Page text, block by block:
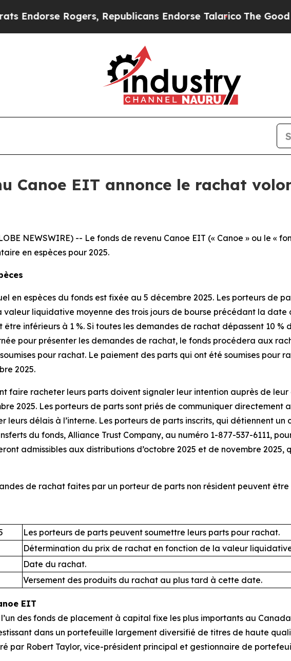
Rogers, Republicans Endorse Talarico The Good News
Canoe EIT annonce le rachat
NEWSWIRE) -- Le fonds de revenu Canoe EIT (« Canoe » ou le «
en espèces pour 2025.
en espèces du fonds est fixée au 5 décembre 2025. Les porteurs de
valeur liquidative moyenne des trois jours de bourse précédant la date
inférieurs à 1 %. Si toutes les demandes de rachat dépassent 10 %
pour présenter les demandes de rachat, le fonds procédera aux
pour rachat. Le paiement des parts qui ont été soumises pour
2025.
faire racheter leurs parts doivent signaler leur intention auprès de
2025. Les porteurs de parts sont priés de communiquer directement
délais à l’interne. Les porteurs de parts inscrits, qui détiennent
du fonds, Alliance Trust Company, au numéro 1-877-537-6111,
admissibles aux distributions d’octobre 2025 et de novembre 2025,
de rachat faites par un porteur de parts non résident peuvent être
Les porteurs de parts peuvent soumettre leurs parts pour rachat.
Détermination du prix de rachat en fonction de la valeur
Date du rachat.
Versement des produits du rachat au plus tard à cette date.
EIT
des fonds de placement à capital fixe les plus importants au
dans un portefeuille largement diversifié de titres de haute
par Robert Taylor, vice-président principal et gestionnaire de